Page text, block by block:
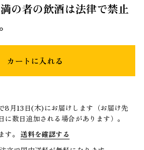
の者の飲酒は法律で禁止
カートに入れる
8月13日(木)にお届けします（お届け先
に数日追加される場合があります）。
。 送料を確認する